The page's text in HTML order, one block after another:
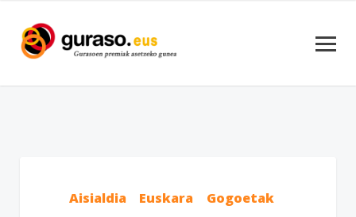
Aisialdia Euskara Gogoetak